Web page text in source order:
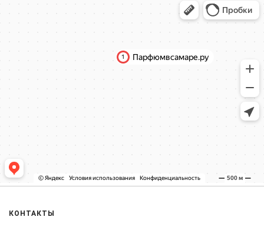
КОНТАКТЫ